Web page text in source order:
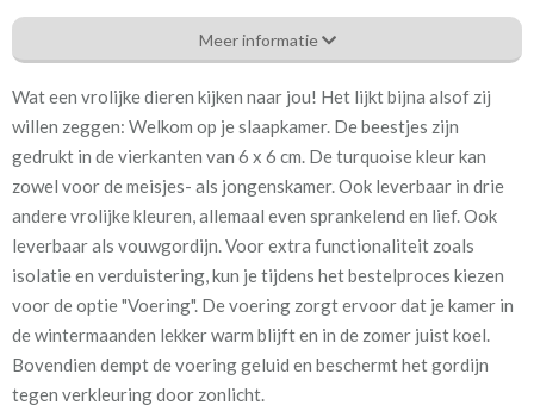
Be_[B24]1919 by lots dieren roze
Eigenschappen gordijnstof
Artikelnummer
Be_[B24]1919 by lots dieren
Patroon: 32 cm
Stofbreedte: 140 cm
Mate van verduistering:
Geen (voering optioneel
tijdens bestelproces)
Meestal eerder, maar houd
Meer informatie
Wat een vrolijke dieren kijken naar jou! Het lijkt bijna alsof zij
willen zeggen: Welkom op je slaapkamer. De beestjes zijn
gedrukt in de vierkanten van 6 x 6 cm. De turquoise kleur kan
zowel voor de meisjes- als jongenskamer. Ook leverbaar in drie
andere vrolijke kleuren, allemaal even sprankelend en lief. Ook
leverbaar als vouwgordijn. Voor extra functionaliteit zoals
isolatie en verduistering, kun je tijdens het bestelproces kiezen
voor de optie "Voering". De voering zorgt ervoor dat je kamer in
de wintermaanden lekker warm blijft en in de zomer juist koel.
Bovendien dempt de voering geluid en beschermt het gordijn
tegen verkleuring door zonlicht.